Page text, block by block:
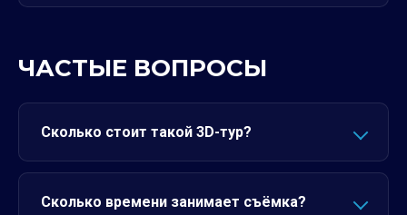
ЧАСТЫЕ ВОПРОСЫ
Сколько стоит такой 3D-тур?
Сколько времени занимает съёмка?